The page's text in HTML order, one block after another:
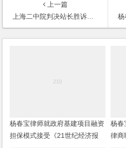
上一篇
上海二中院判决站长胜诉，华炎科技败诉
杨
杨春宝律师就政府基建项目融资
担保模式接受《21世纪经济报
杨春
律商